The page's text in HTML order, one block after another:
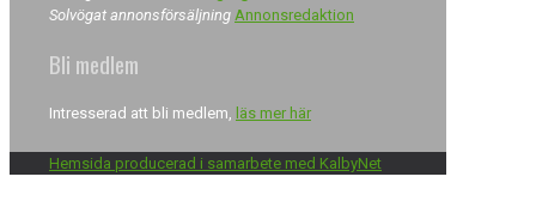
Solvögat annonsförsäljning Annonsredaktion
Bli medlem
Intresserad att bli medlem, läs mer här
Hemsida producerad i samarbete med KalbyNet